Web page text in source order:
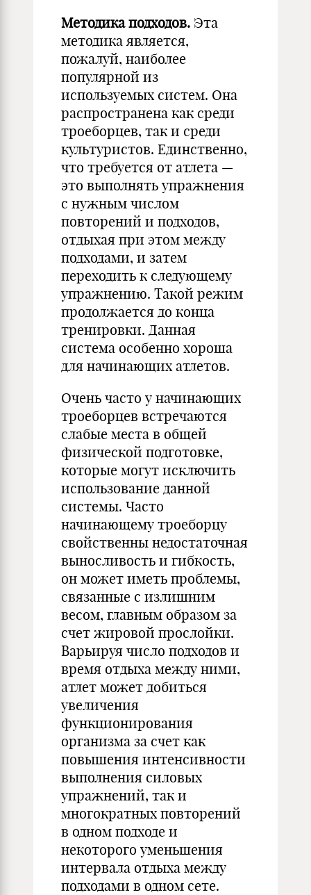
Методика подходов. Эта
методика является,
пожалуй, наиболее
популярной из
используемых систем. Она
распространена как среди
троеборцев, так и среди
культуристов. Единственно,
что требуется от атлета —
это выполнять упражнения
с нужным числом
повторений и подходов,
отдыхая при этом между
подходами, и затем
переходить к следующему
упражнению. Такой режим
продолжается до конца
тренировки. Данная
система особенно хороша
для начинающих атлетов.
Очень часто у начинающих
троеборцев встречаются
слабые места в общей
физической подготовке,
которые могут исключить
использование данной
системы. Часто
начинающему троеборцу
свойственны недостаточная
выносливость и гибкость,
он может иметь проблемы,
связанные с излишним
весом, главным образом за
счет жировой прослойки.
Варьируя число подходов и
время отдыха между ними,
атлет может добиться
увеличения
функционирования
организма за счет как
повышения интенсивности
выполнения силовых
упражнений, так и
многократных повторений
в одном подходе и
некоторого уменьшения
интервала отдыха между
подходами в одном сете.